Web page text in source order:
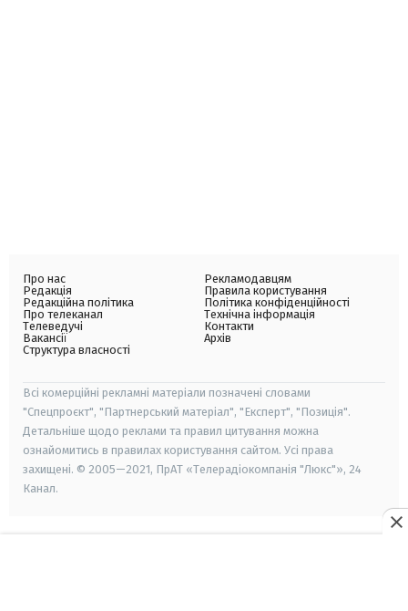
Про нас
Редакція
Редакційна політика
Про телеканал
Телеведучі
Вакансії
Структура власності
Рекламодавцям
Правила користування
Політика конфіденційності
Технічна інформація
Контакти
Архів
Всі комерційні рекламні матеріали позначені словами
"Спецпроєкт", "Партнерський матеріал", "Експерт", "Позиція".
Детальніше щодо реклами та правил цитування можна
ознайомитись в правилах користування сайтом. Усі права
захищені. © 2005—2021, ПрАТ «Телерадіокомпанія "Люкс"», 24
Канал.